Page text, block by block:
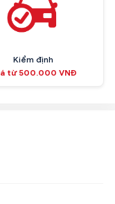
Kiểm định
từ 500.000 VNĐ